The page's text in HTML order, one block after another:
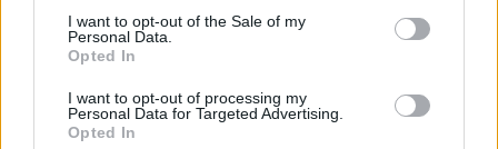
I want to opt-out of the Sale of my
Personal Data.
Opted In
I want to opt-out of processing my
Personal Data for Targeted Advertising.
Opted In
Европа през 2028 година
09.08.2026 / 17:30